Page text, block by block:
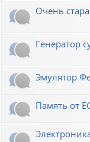
Очень
Генератор
Эмулятор
Память от